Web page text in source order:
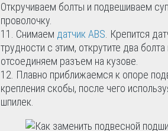
Откручиваем болты и подвешиваем
проволочку.
Снимаем датчик ABS. Крепится
трудности с этим, открутите два
отсоединяем разъем на кузове.
Плавно приближаемся к опоре
крепления скобы, после чего
шпилек.